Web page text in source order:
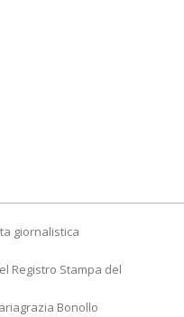
giornalistica
Registro Stampa del
Bonollo